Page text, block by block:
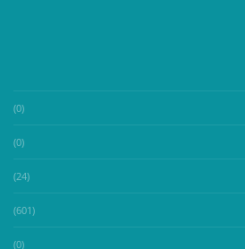
(0)
(0)
(24)
(601)
(0)